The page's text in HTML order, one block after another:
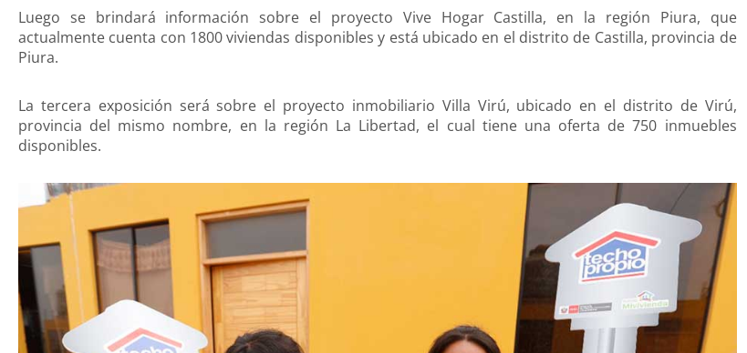
Luego se brindará información sobre el proyecto Vive Hogar Castilla, en la región Piura, que
actualmente cuenta con 1800 viviendas disponibles y está ubicado en el distrito de Castilla, provincia de
Piura.
La tercera exposición será sobre el proyecto inmobiliario Villa Virú, ubicado en el distrito de Virú,
provincia del mismo nombre, en la región La Libertad, el cual tiene una oferta de 750 inmuebles
disponibles.